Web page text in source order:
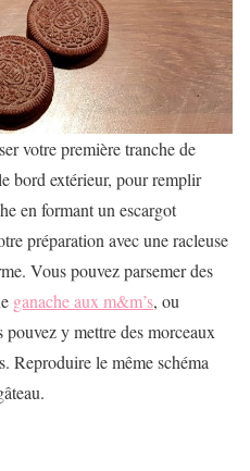
votre première tranche de
bord extérieur, pour remplir
en formant un escargot
préparation avec une racleuse
Vous pouvez parsemer des
ganache aux m&m’s, ou
y mettre des morceaux
Reproduire le même schéma